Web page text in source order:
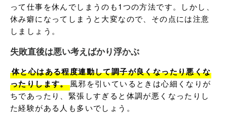
って仕事を休んでしまうのも1つの方法です。しかし、
休み癖になってしまうと大変なので、その点には注意
しましょう。
失敗直後は悪い考えばかり浮かぶ
体と心はある程度連動して調子が良くなったり悪くな
ったりします。風邪を引いているときは心細くなりが
ちであったり、緊張しすぎると体調が悪くなったりし
た経験がある人も多いでしょう。